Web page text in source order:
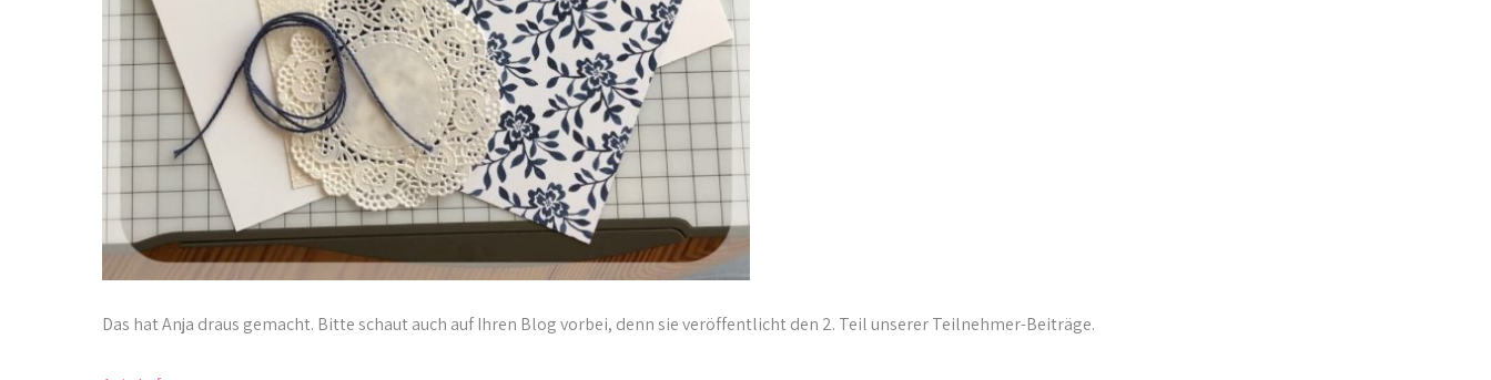
Das hat Anja draus gemacht. Bitte schaut auch auf Ihren Blog vorbei, denn sie veröffentlicht den 2. Teil unserer Teilnehmer-Beiträge.